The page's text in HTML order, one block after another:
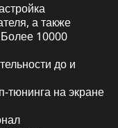
а также
10000